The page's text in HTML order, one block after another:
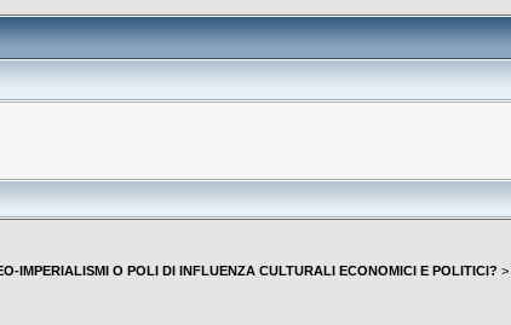
IMPERIALISMI O POLI DI INFLUENZA CULTURALI ECONOMICI E POLITICI? >